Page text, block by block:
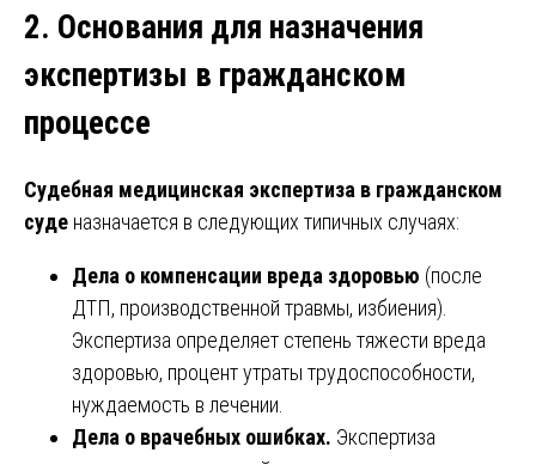
2. Основания для назначения
экспертизы в гражданском
процессе
Судебная медицинская экспертиза в гражданском
суде назначается в следующих типичных случаях:
Дела о компенсации вреда здоровью (после
ДТП, производственной травмы, избиения).
Экспертиза определяет степень тяжести вреда
здоровью, процент утраты трудоспособности,
нуждаемость в лечении.
Дела о врачебных ошибках. Экспертиза